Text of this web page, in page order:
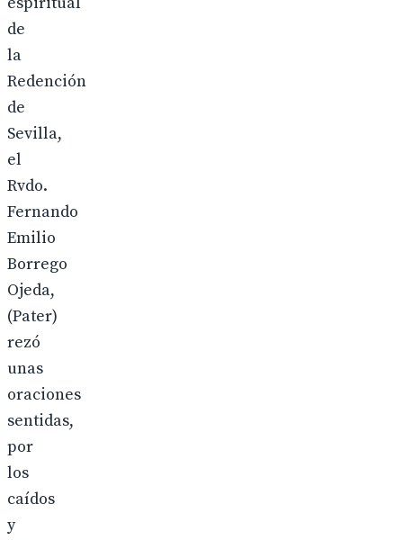
de
la
Redención
de
Sevilla,
el
Rvdo.
Fernando
Emilio
Borrego
Ojeda,
(Pater)
rezó
unas
oraciones
sentidas,
por
los
caídos
y